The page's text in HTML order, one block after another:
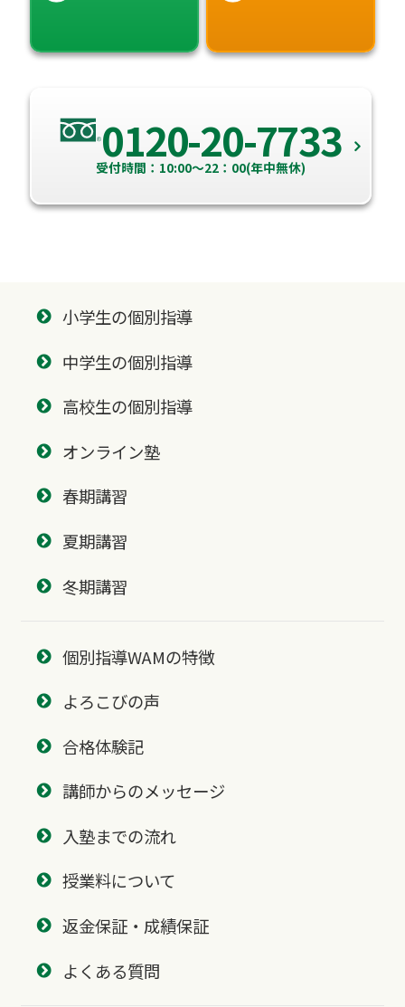
0120-20-7733
受付時間：10:00～22：00(年中無休)
小学生の個別指導
中学生の個別指導
高校生の個別指導
オンライン塾
春期講習
夏期講習
冬期講習
個別指導WAMの特徴
よろこびの声
合格体験記
講師からのメッセージ
入塾までの流れ
授業料について
返金保証・成績保証
よくある質問